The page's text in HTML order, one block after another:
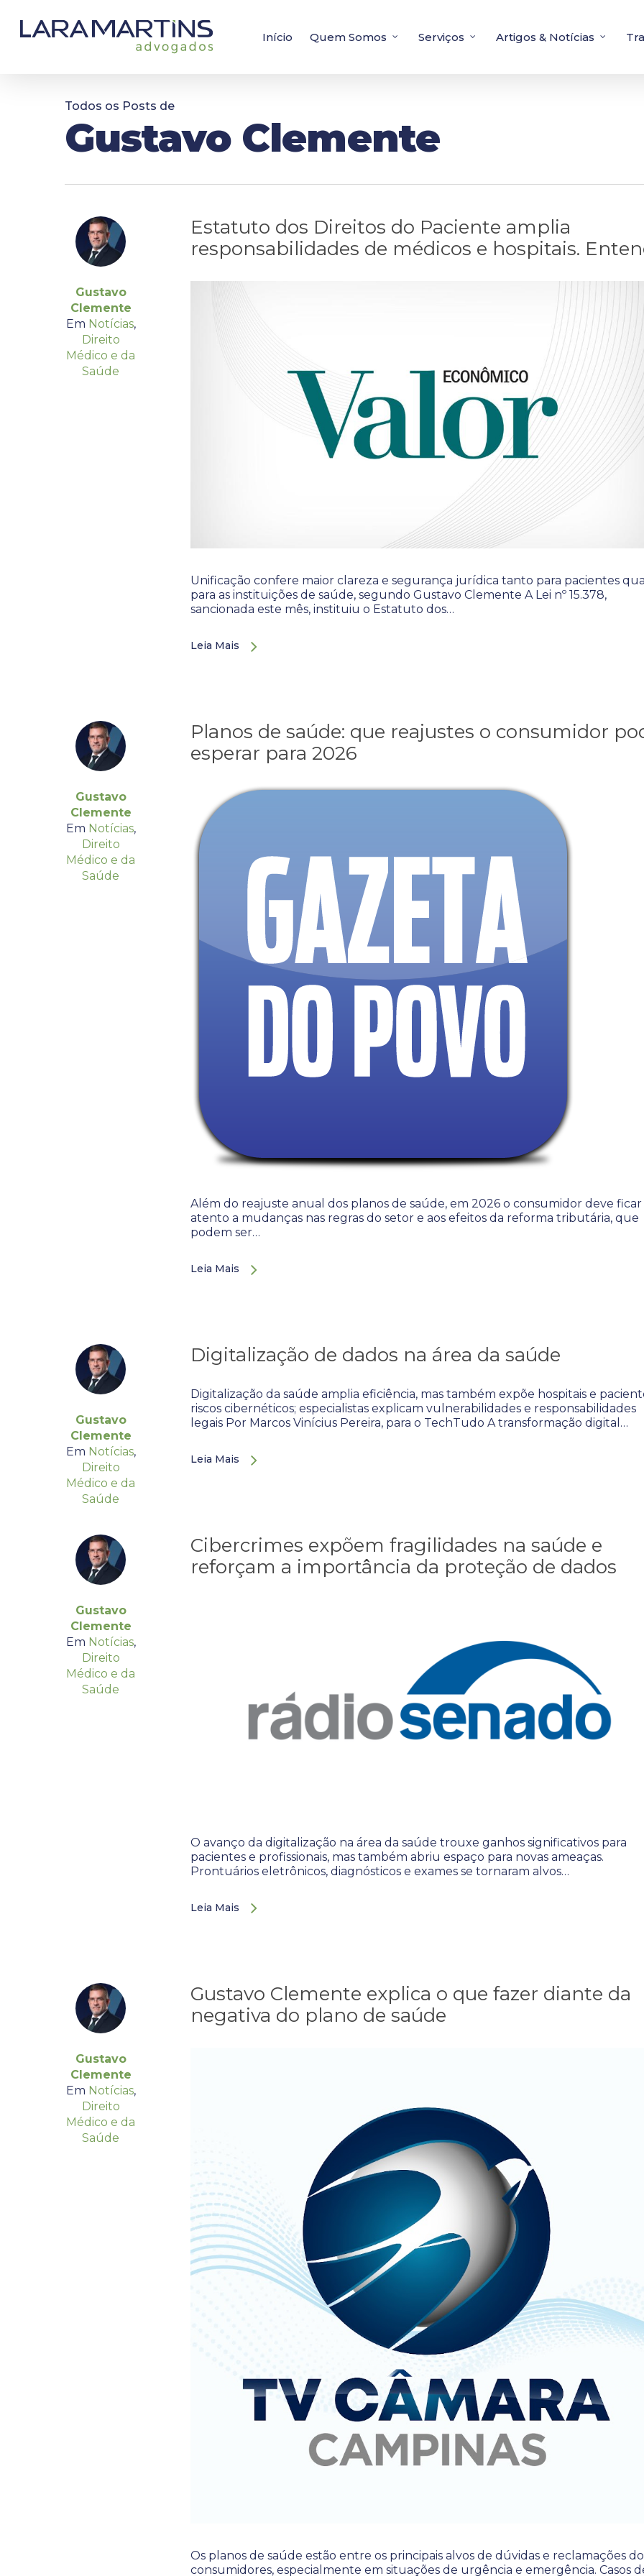
main
Início Quem Somos Serviços Artigos & Notícias
Todos os Posts de
Gustavo Clemente
Gustavo
Clemente
Em Notícias,
Direito
Médico e da
Saúde
Estatuto dos Direitos do Paciente amplia
responsabilidades de médicos e hospitais.
Unificação confere maior clareza e segurança jurídica tanto para pacientes
para as instituições de saúde, segundo Gustavo Clemente A Lei nº 15.378,
sancionada este mês, instituiu o Estatuto dos…
Leia Mais
Gustavo
Clemente
Em Notícias,
Direito
Médico e da
Saúde
Planos de saúde: que reajustes o consumidor
esperar para 2026
Além do reajuste anual dos planos de saúde, em 2026 o consumidor deve ficar
atento a mudanças nas regras do setor e aos efeitos da reforma tributária, que
podem ser…
Leia Mais
Gustavo
Clemente
Em Notícias,
Direito
Médico e da
Saúde
Digitalização de dados na área da saúde
Digitalização da saúde amplia eficiência, mas também expõe hospitais e
riscos cibernéticos; especialistas explicam vulnerabilidades e responsabilidades
legais Por Marcos Vinícius Pereira, para o TechTudo A transformação digital…
Leia Mais
Gustavo
Clemente
Em Notícias,
Direito
Médico e da
Saúde
Cibercrimes expõem fragilidades na saúde e
reforçam a importância da proteção de dados
O avanço da digitalização na área da saúde trouxe ganhos significativos para
pacientes e profissionais, mas também abriu espaço para novas ameaças.
Prontuários eletrônicos, diagnósticos e exames se tornaram alvos…
Leia Mais
Gustavo
Clemente
Em Notícias,
Direito
Médico e da
Saúde
Gustavo Clemente explica o que fazer diante da
negativa do plano de saúde
Os planos de saúde estão entre os principais alvos de dúvidas e reclamações
consumidores, especialmente em situações de urgência e emergência. Casos